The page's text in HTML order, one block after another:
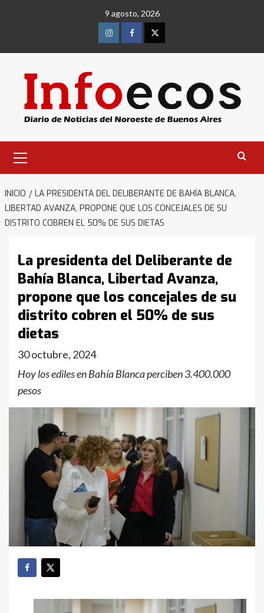
9 agosto, 2026
InstagramFacebookTwitter
primario
INICIO
LA PRESIDENTA DEL DELIBERANTE DE BAHÍA BLANCA,
LIBERTAD AVANZA, PROPONE QUE LOS CONCEJALES DE SU
DISTRITO COBREN EL 50% DE SUS DIETAS
La presidenta del Deliberante de
Bahía Blanca, Libertad Avanza,
propone que los concejales de su
distrito cobren el 50% de sus
dietas
30 octubre, 2024
Hoy los ediles en Bahía Blanca perciben 3.400.000
pesos